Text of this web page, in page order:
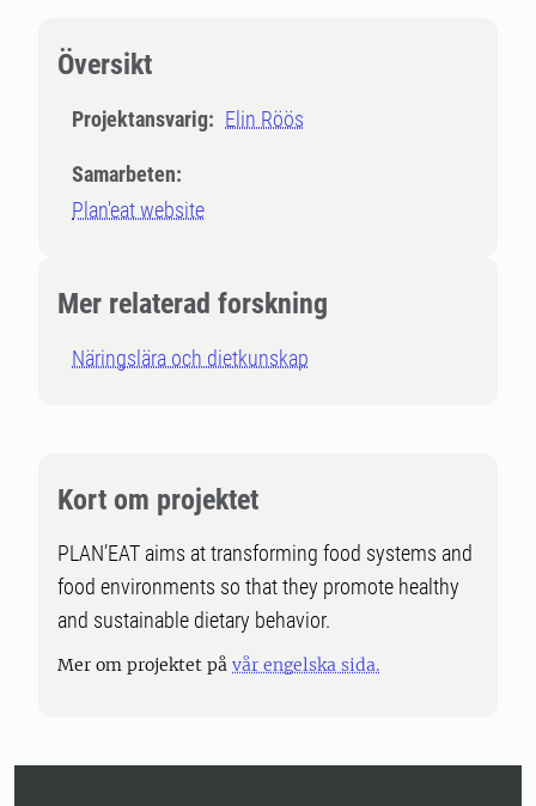
Översikt
Projektansvarig: Elin Röös
Samarbeten:
Plan'eat website
Mer relaterad forskning
Näringslära och dietkunskap
Kort om projektet
PLAN’EAT aims at transforming food systems and
food environments so that they promote healthy
and sustainable dietary behavior.
Mer om projektet på vår engelska sida.